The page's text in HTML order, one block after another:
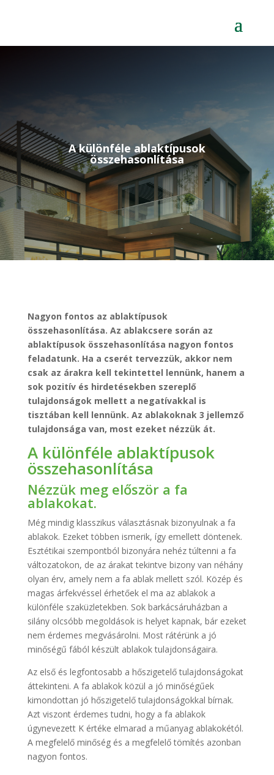
A különféle ablaktípusok
összehasonlítása
Nagyon fontos az ablaktípusok
összehasonlítása. Az ablakcsere során az
ablaktípusok összehasonlítása nagyon fontos
feladatunk. Ha a cserét tervezzük, akkor nem
csak az árakra kell tekintettel lennünk, hanem a
sok pozitív és hirdetésekben szereplő
tulajdonságok mellett a negatívakkal is
tisztában kell lennünk. Az ablakoknak 3 jellemző
tulajdonsága van, most ezeket nézzük át.
A különféle ablaktípusok
összehasonlítása
Nézzük meg először a fa
ablakokat.
Még mindig klasszikus választásnak bizonyulnak a fa
ablakok. Ezeket többen ismerik, így emellett döntenek.
Esztétikai szempontból bizonyára nehéz túltenni a fa
változatokon, de az árakat tekintve bizony van néhány
olyan érv, amely nem a fa ablak mellett szól. Közép és
magas árfekvéssel érhetőek el ma az ablakok a
különféle szaküzletekben. Sok barkácsáruházban a
silány olcsóbb megoldások is helyet kapnak, bár ezeket
nem érdemes megvásárolni. Most rátérünk a jó
minőségű fából készült ablakok tulajdonságaira.
Az első és legfontosabb a hőszigetelő tulajdonságokat
áttekinteni. A fa ablakok közül a jó minőségűek
kimondottan jó hőszigetelő tulajdonságokkal bírnak.
Azt viszont érdemes tudni, hogy a fa ablakok
úgynevezett K értéke elmarad a műanyag ablakokétól.
A megfelelő minőség és a megfelelő tömítés azonban
nagyon fontos.